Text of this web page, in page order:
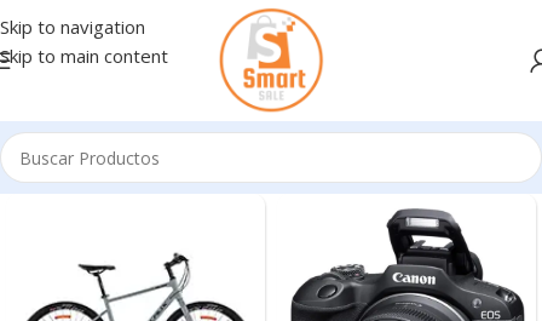
Skip to navigation
Skip to main content